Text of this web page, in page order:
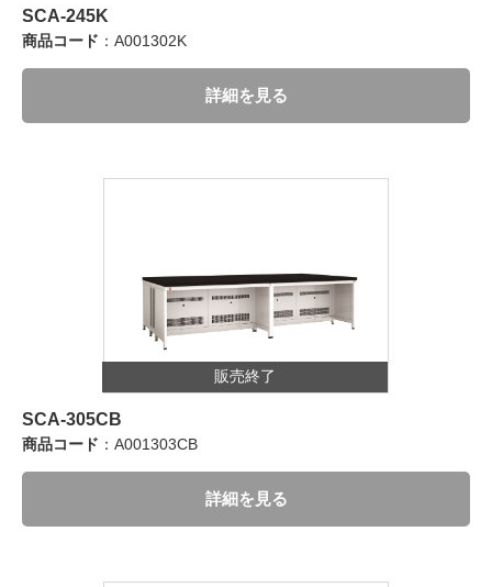
SCA-245K
商品コード ：A001302K
詳細を見る
販売終了
SCA-305CB
商品コード ：A001303CB
詳細を見る